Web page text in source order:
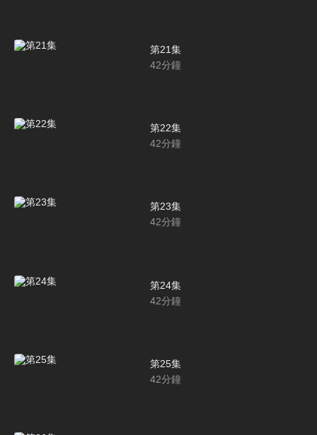
第21集
42分鐘
第22集
42分鐘
第23集
42分鐘
第24集
42分鐘
第25集
42分鐘